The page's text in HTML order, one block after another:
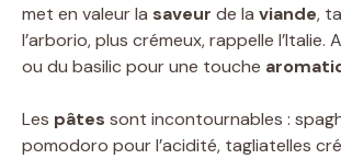
met en valeur la saveur de la viande,
l’arborio, plus crémeux, rappelle l’Italie.
ou du basilic pour une touche
Les pâtes sont incontournables :
pomodoro pour l’acidité, tagliatelles